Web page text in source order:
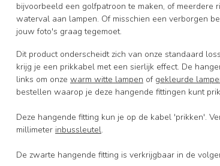
bijvoorbeeld een golfpatroon te maken, of
waterval aan lampen. Of misschien een verborgen
jouw foto's graag tegemoet.
Dit product onderscheidt zich van onze standaard
krijg je een prikkabel met een sierlijk effect. De
links om onze warm witte lampen of gekleurde
bestellen waarop je deze hangende fittingen kunt
Deze hangende fitting kun je op de kabel 'prikken'.
millimeter inbussleutel.
De zwarte hangende fitting is verkrijgbaar in de